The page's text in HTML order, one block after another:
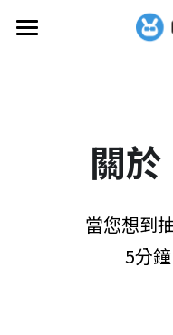
資安白皮書
服務據點
關
當您想到
5分